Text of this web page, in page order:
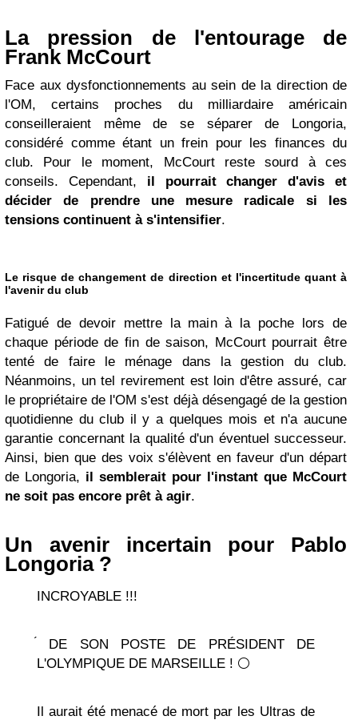
La pression de l'entourage de
Frank McCourt
Face aux dysfonctionnements au sein de la direction de
l'OM, certains proches du milliardaire américain
conseilleraient même de se séparer de Longoria,
considéré comme étant un frein pour les finances du
club. Pour le moment, McCourt reste sourd à ces
conseils. Cependant, il pourrait changer d'avis et
décider de prendre une mesure radicale si les
tensions continuent à s'intensifier.
Le risque de changement de direction et l'incertitude quant à
l'avenir du club
Fatigué de devoir mettre la main à la poche lors de
chaque période de fin de saison, McCourt pourrait être
tenté de faire le ménage dans la gestion du club.
Néanmoins, un tel revirement est loin d'être assuré, car
le propriétaire de l'OM s'est déjà désengagé de la gestion
quotidienne du club il y a quelques mois et n'a aucune
garantie concernant la qualité d'un éventuel successeur.
Ainsi, bien que des voix s'élèvent en faveur d'un départ
de Longoria, il semblerait pour l'instant que McCourt
ne soit pas encore prêt à agir.
Un avenir incertain pour Pablo
Longoria ?
INCROYABLE !!!
́ DE SON POSTE DE PRÉSIDENT DE
L'OLYMPIQUE DE MARSEILLE ! ⚪️
Il aurait été menacé de mort par les Ultras de